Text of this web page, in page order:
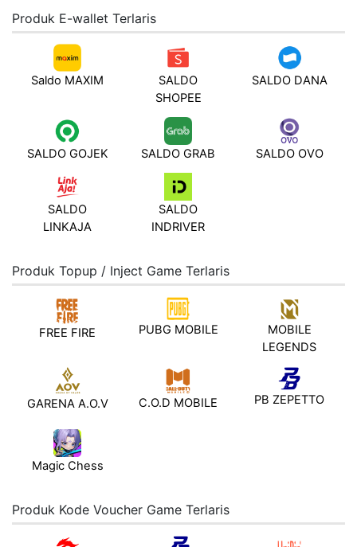
Produk E-wallet Terlaris
Saldo MAXIM
SALDO
SHOPEE
SALDO DANA
SALDO GOJEK SALDO GRAB SALDO OVO
SALDO
LINKAJA
SALDO
INDRIVER
Produk Topup / Inject Game Terlaris
FREE FIRE PUBG MOBILE
MOBILE
LEGENDS
GARENA A.O.V C.O.D MOBILE PB ZEPETTO
Magic Chess
Produk Kode Voucher Game Terlaris